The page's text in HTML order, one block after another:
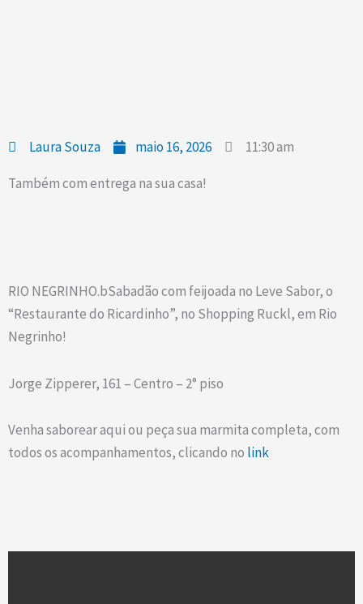
Laura Souza maio 16, 2026 11:30 am
Também com entrega na sua casa!
RIO NEGRINHO.bSabadão com feijoada no Leve Sabor, o
“Restaurante do Ricardinho”, no Shopping Ruckl, em Rio
Negrinho!
Jorge Zipperer, 161 – Centro – 2° piso
Venha saborear aqui ou peça sua marmita completa, com
todos os acompanhamentos, clicando no link